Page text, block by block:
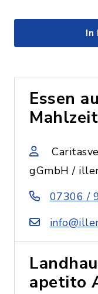
In
Essen
gGmbH /
07306 /
apetito